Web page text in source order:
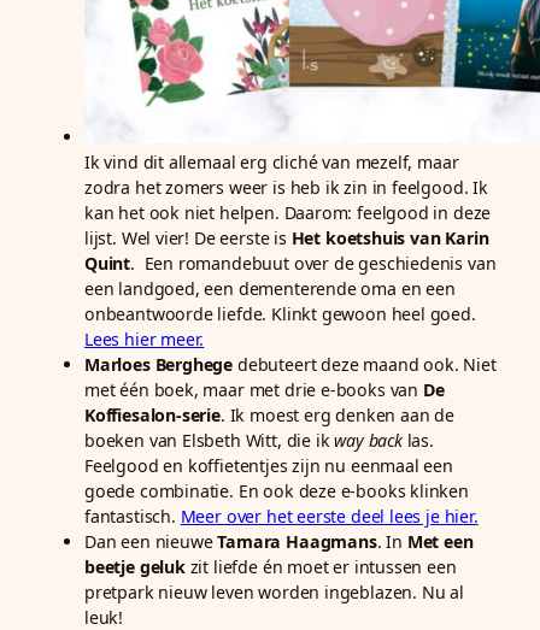
Ik vind dit allemaal erg cliché van mezelf, maar
zodra het zomers weer is heb ik zin in feelgood. Ik
kan het ook niet helpen. Daarom: feelgood in deze
lijst. Wel vier! De eerste is Het koetshuis van Karin
Quint. Een romandebuut over de geschiedenis van
een landgoed, een dementerende oma en een
onbeantwoorde liefde. Klinkt gewoon heel goed.
Lees hier meer.
Marloes Berghege debuteert deze maand ook. Niet
met één boek, maar met drie e-books van De
Koffiesalon-serie. Ik moest erg denken aan de
boeken van Elsbeth Witt, die ikway backlas.
Feelgood en koffietentjes zijn nu eenmaal een
goede combinatie. En ook deze e-books klinken
fantastisch. Meer over het eerste deel lees je hier.
Dan een nieuweTamara Haagmans. In Met een
beetje gelukzit liefde én moet er intussen een
pretpark nieuw leven worden ingeblazen. Nu al
leuk!